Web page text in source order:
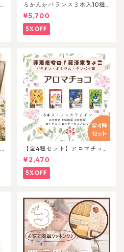
らかんかバランス３本入10種
セット
¥5,700
5%OFF
【全4種セット】アロマチョコ
３本入
¥2,470
5%OFF